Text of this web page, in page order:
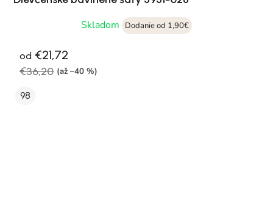
Skladom
Dodanie od 1,90€
od €21,72
€36,20 (až –40 %)
98